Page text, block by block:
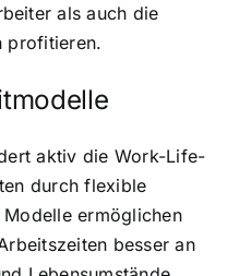
als auch die
profitieren.
aktiv die Work-Life-
durch flexible
ermöglichen
besser an